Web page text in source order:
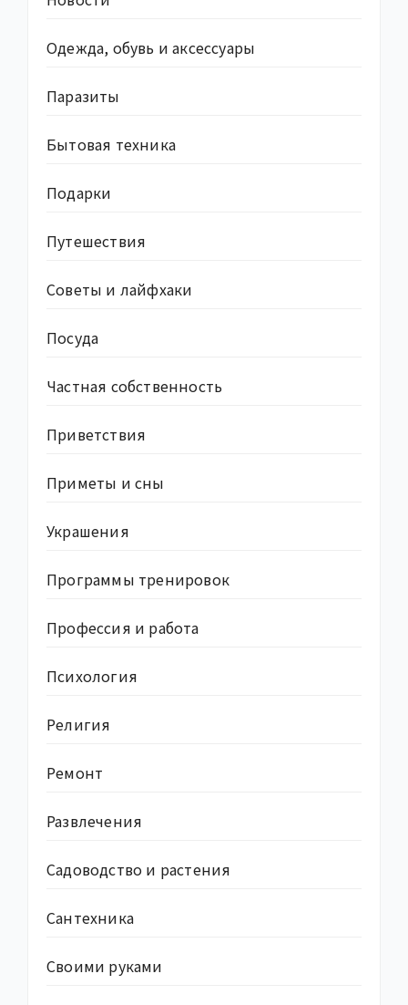
Одежда, обувь и аксессуары
Паразиты
Бытовая техника
Подарки
Путешествия
Советы и лайфхаки
Посуда
Частная собственность
Приветствия
Приметы и сны
Украшения
Программы тренировок
Профессия и работа
Психология
Религия
Ремонт
Развлечения
Садоводство и растения
Сантехника
Своими руками